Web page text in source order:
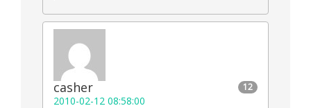
12
casher
2010-02-12 08:58:00